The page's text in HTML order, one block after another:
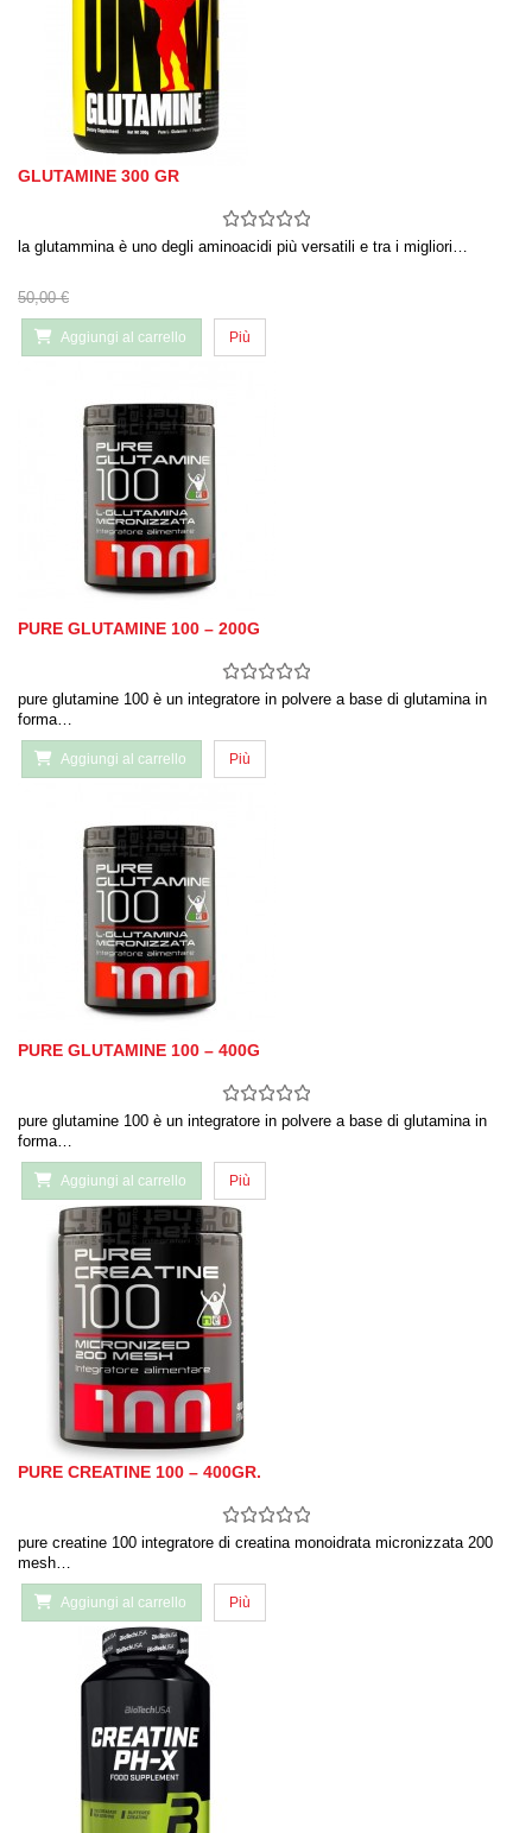
GLUTAMINE 300 GR
la glutammina è uno degli aminoacidi più versatili e tra i migliori…
50,00 €
Aggiungi al carrello Più
PURE GLUTAMINE 100 – 200G
pure glutamine 100 è un integratore in polvere a base di glutamina in
forma…
Aggiungi al carrello Più
PURE GLUTAMINE 100 – 400G
pure glutamine 100 è un integratore in polvere a base di glutamina in
forma…
Aggiungi al carrello Più
PURE CREATINE 100 – 400GR.
pure creatine 100 integratore di creatina monoidrata micronizzata 200
mesh…
Aggiungi al carrello Più